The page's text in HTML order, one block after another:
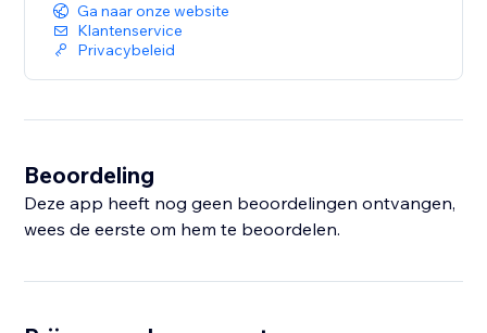
Ga naar onze website
Klantenservice
Privacybeleid
Beoordeling
Deze app heeft nog geen beoordelingen ontvangen,
wees de eerste om hem te beoordelen.